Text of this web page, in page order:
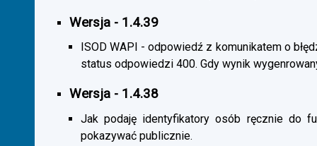
Wersja - 1.4.39
ISOD WAPI - odpowiedź z komunikatem o
status odpowiedzi 400. Gdy wynik
Wersja - 1.4.38
Jak podaję identyfikatory osób ręcznie do
pokazywać publicznie.